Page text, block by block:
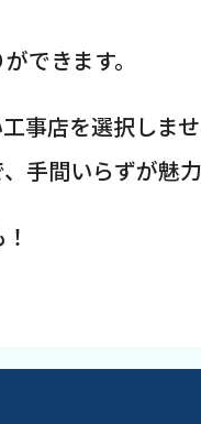
できます。
事店を選択しま
手間いらずが魅力